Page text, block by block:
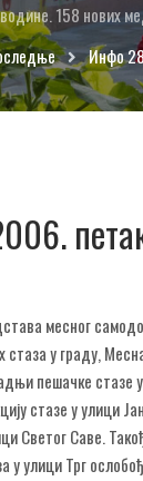
158 нових
Инфо
месног
стаза у граду,
пешачке стазе
стазе у улици
Светог Саве.
у улици Трг